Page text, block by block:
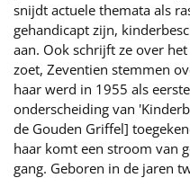
snijdt actuele themata als
gehandicapt zijn,
aan. Ook schrijft ze over
zoet, Zeventien stemmen
haar werd in 1955 als
onderscheiding van
de Gouden Griffel]
haar komt een stroom van
gang. Geboren in de jaren